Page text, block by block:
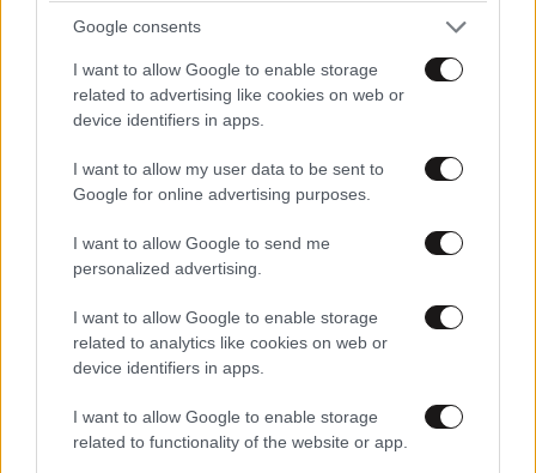
Google consents
I want to allow Google to enable storage
related to advertising like cookies on web or
device identifiers in apps.
I want to allow my user data to be sent to
Google for online advertising purposes.
I want to allow Google to send me
personalized advertising.
I want to allow Google to enable storage
related to analytics like cookies on web or
device identifiers in apps.
I want to allow Google to enable storage
related to functionality of the website or app.
«Κρίνο και Αγκάθι»: Οι πρώτες εικόνες από τη
και μάθετε πρώτοι όλες τις ειδήσεις